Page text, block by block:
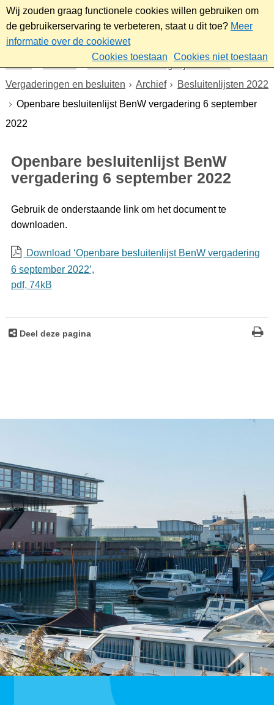
Wij zouden graag functionele cookies willen gebruiken om
de gebruikerservaring te verbeteren, staat u dit toe? Meer
informatie over de cookiewet
Cookies toestaan
Cookies niet toestaan
Gemeenteraad/Dagelijks bestuur
Vergaderingen en besluiten
Archief
Besluitenlijsten 2022
Openbare besluitenlijst BenW vergadering 6 september
2022
Openbare besluitenlijst BenW
vergadering 6 september 2022
Gebruik de onderstaande link om het document te
downloaden.
Download ‘Openbare besluitenlijst BenW vergadering
6 september 2022’,
pdf, 74kB
Deel deze pagina